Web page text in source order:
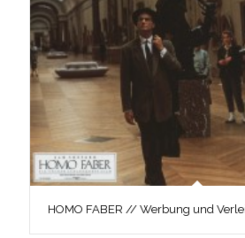
HOMO FABER // Werbung und